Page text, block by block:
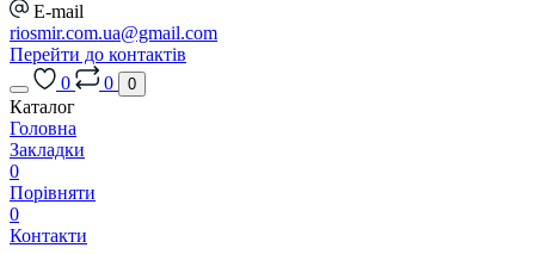
E-mail
riosmir.com.ua@gmail.com
Перейти до контактів
0
0 0
Каталог
Головна
Закладки
0
Порівняти
0
Контакти